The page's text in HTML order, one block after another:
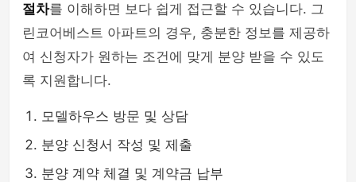
절차를 이해하면 보다 쉽게 접근할 수 있습니다. 그
린코어베스트 아파트의 경우, 충분한 정보를 제공하
여 신청자가 원하는 조건에 맞게 분양 받을 수 있도
록 지원합니다.
모델하우스 방문 및 상담
분양 신청서 작성 및 제출
분양 계약 체결 및 계약금 납부